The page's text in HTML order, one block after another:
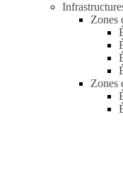
Zones
Zones